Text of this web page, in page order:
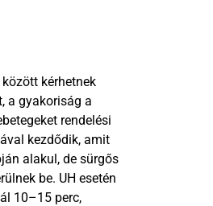
kérhetnek
a gyakoriság a
rendelési
kezdődik, amit
alakul, de sürgős
be. UH esetén
10–15 perc,